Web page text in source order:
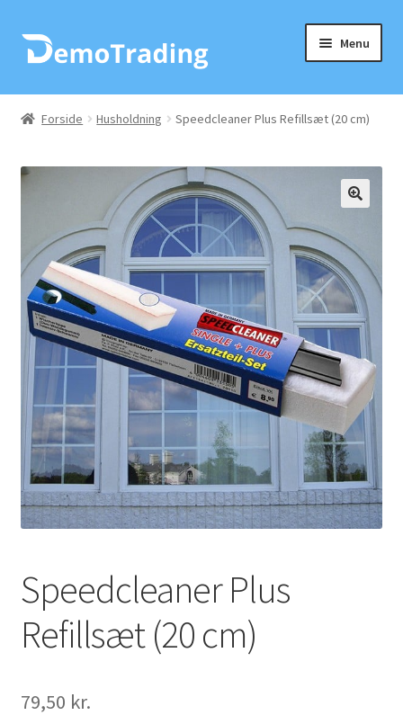
Spring
til
Spring
til
Menu
Forside
Husholdningsartikler
Indkøbskurv
Kurv
Min Konto
Ordre
Produkter
Vinduesskraber
Refillsæt
Sakse
Koncept
Forside Husholdning Speedcleaner Plus Refillsæt (20 cm)
Speedcleaner Plus
Refillsæt (20 cm)
79,50 kr.